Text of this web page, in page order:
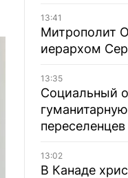
13:41
Митрополит
иерархом
13:35
Социальный
переселенцев
13:02
В Канаде